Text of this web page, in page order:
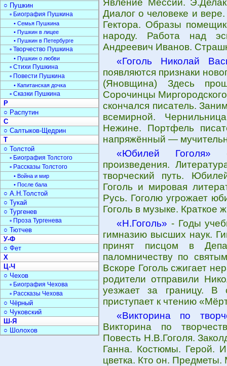
Явление Мессии.
Диалог о человеке и
Гектора. Образы
народу. Работа над
Андреевич Иванов.
«Гоголь Николай
появляются признаки
(Яновщина) Здесь
Сорочинцы
скончался писатель.
всемирной.
Нежине. Портфель
напряжённый —
«Юбилей Гоголя» -
произведения.
творческий путь.
Гоголь и мировая
Русь. Гоголю угрожает
Гоголь в музыке. Краткое
«Н.Гоголь» - Годы
гимназию высших наук.
принят писцом в
паломничеству по
Вскоре Гоголь сжигает
родители отправили
уезжает за границу. В
приступает к чтению
«Викторина по
Викторина по
Повесть Н.В.Гоголя.
Ганна. Костюмы. Герой.
цветка. Кто он.
○ Пушкин
▫ Биография Пушкина
• Семья Пушкина
• Пушкин в лицее
• Пушкин в Петербурге
▫ Творчество Пушкина
• Пушкин о любви
▫ Стихи Пушкина
▫ Повести Пушкина
• Капитанская дочка
▫ Сказки Пушкина
Р
○ Распутин
С
○ Салтыков-Щедрин
Т
○ Толстой
▫ Биография Толстого
▫ Рассказы Толстого
• Война и мир
• После бала
○ А.Н.Толстой
○ Тукай
○ Тургенев
▫ Проза Тургенева
○ Тютчев
У-Ф
○ Фет
Х
Ц-Ч
○ Чехов
▫ Биография Чехова
▫ Рассказы Чехова
○ Чёрный
○ Чуковский
Ш-Я
○ Шолохов